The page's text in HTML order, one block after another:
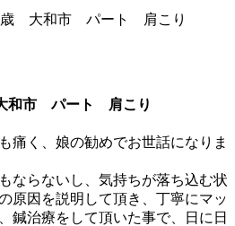
大和市 パート 肩こり
市 パート 肩こり
痛く、娘の勧めでお世話になりま
ならないし、気持ちが落ち込む状
原因を説明して頂き、丁寧にマッ
鍼治療をして頂いた事で、日に日